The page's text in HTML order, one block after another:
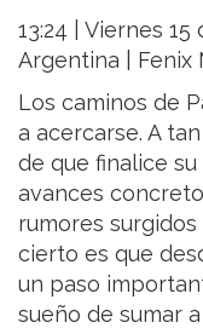
13:24 | Viernes
Argentina |
Los caminos de
a acercarse. A
de que finalice
avances
rumores
cierto es que
un paso
sueño de sumar